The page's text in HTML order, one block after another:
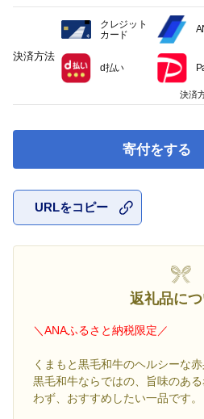
寄付をする
URLをコピー
返礼品に
＼ANAふるさと納税限定／
くまもと黒毛和牛のヘルシーな赤
黒毛和牛ならではの、旨味のあ
わず、おすすめしたい一品です。
決済方法
クレジット
カード
d払い
決済